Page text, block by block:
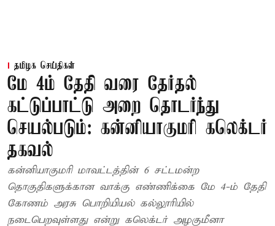
தமிழக செய்திகள்
மே 4ம் தேதி வரை தேர்தல்
கட்டுப்பாட்டு அறை தொடர்ந்து
செயல்படும்: கன்னியாகுமரி கலெக்டர்
தகவல்
கன்னியாகுமரி மாவட்டத்தின் 6 சட்டமன்ற
தொகுதிகளுக்கான வாக்கு எண்ணிக்கை மே 4-ம் தேதி
கோணம் அரசு பொறியியல் கல்லூரியில்
நடைபெறவுள்ளது என்று கலெக்டர் அழகுமீனா